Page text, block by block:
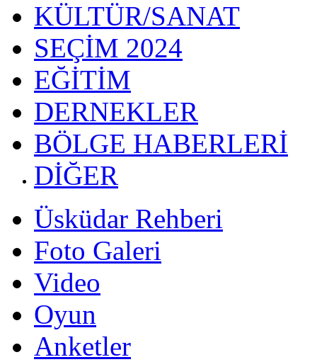
KÜLTÜR/SANAT
SEÇİM 2024
EĞİTİM
DERNEKLER
BÖLGE HABERLERİ
DİĞER
Üsküdar Rehberi
Foto Galeri
Video
Oyun
Anketler